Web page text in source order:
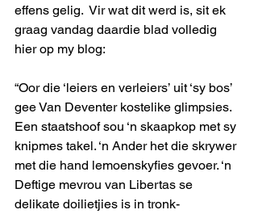
effens gelig.  Vir wat dit werd is, sit ek
graag vandag daardie blad volledig
hier op my blog:
“Oor die ‘leiers en verleiers’ uit ‘sy bos’
gee Van Deventer kostelike glimpsies.
Een staatshoof sou ‘n skaapkop met sy
knipmes takel. ‘n Ander het die skrywer
met die hand lemoenskyfies gevoer. ‘n
Deftige mevrou van Libertas se
delikate doilietjies is in tronk-